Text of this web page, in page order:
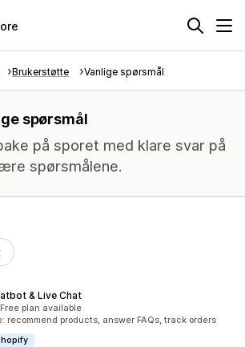
Brukerstøtte Vanlige spørsmål
spørsmål
på sporet med klare svar på
spørsmålene.
& Live Chat
Free plan available
recommend products, answer FAQs, track orders